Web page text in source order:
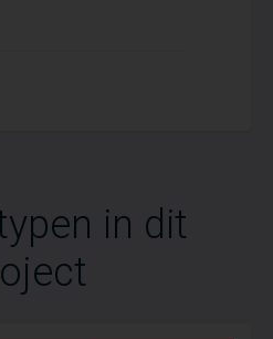
in dit